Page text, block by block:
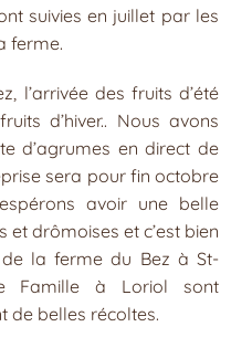
suivies en juillet par les
ferme.
l’arrivée des fruits d’été
d’hiver.. Nous avons
d’agrumes en direct de
sera pour fin octobre
avoir une belle
drômoises et c’est bien
la ferme du Bez à St-
Famille à Loriol sont
de belles récoltes.